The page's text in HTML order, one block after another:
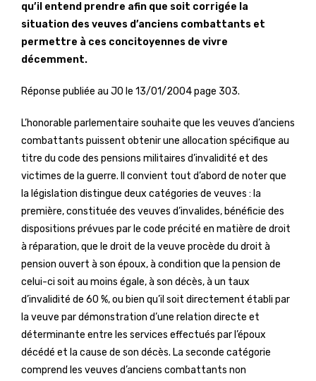
qu’il entend prendre afin que soit corrigée la
situation des veuves d’anciens combattants et
permettre à ces concitoyennes de vivre
décemment.
Réponse publiée au JO le 13/01/2004 page 303.
L’honorable parlementaire souhaite que les veuves d’anciens
combattants puissent obtenir une allocation spécifique au
titre du code des pensions militaires d’invalidité et des
victimes de la guerre. Il convient tout d’abord de noter que
la législation distingue deux catégories de veuves : la
première, constituée des veuves d’invalides, bénéficie des
dispositions prévues par le code précité en matière de droit
à réparation, que le droit de la veuve procède du droit à
pension ouvert à son époux, à condition que la pension de
celui-ci soit au moins égale, à son décès, à un taux
d’invalidité de 60 %, ou bien qu’il soit directement établi par
la veuve par démonstration d’une relation directe et
déterminante entre les services effectués par l’époux
décédé et la cause de son décès. La seconde catégorie
comprend les veuves d’anciens combattants non